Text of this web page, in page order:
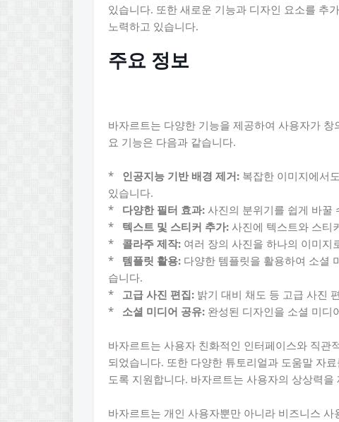
있습니다. 또한 새로운 기능과 디자인 요소를 추
노력하고 있습니다.
주요 정보
바자르트는 다양한 기능을 제공하여 사용자가
요 기능은 다음과 같습니다.
* 인공지능 기반 배경 제거: 복잡한 이미지에서
있습니다.
* 다양한 필터 효과: 사진의 분위기를 쉽게 바꿀
* 텍스트 및 스티커 추가: 사진에 텍스트와 스티
* 콜라주 제작: 여러 장의 사진을 하나의 이미지
* 템플릿 활용: 다양한 템플릿을 활용하여 소셜
습니다.
* 고급 사진 편집: 밝기 대비 채도 등 고급 사진
* 소셜 미디어 공유: 완성된 디자인을 소셜 미디
바자르트는 사용자 친화적인 인터페이스와 직관
되었습니다. 또한 다양한 튜토리얼과 도움말 자
도록 지원합니다. 바자르트는 사용자의 상상력
바자르트는 개인 사용자뿐만 아니라 비즈니스